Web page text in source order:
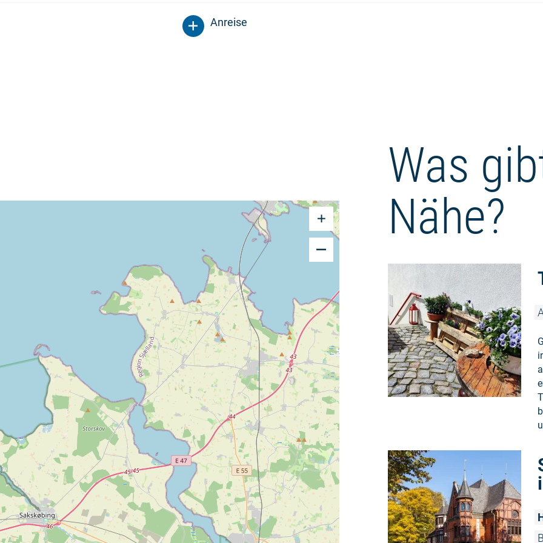
Anreise
Was
Nähe?